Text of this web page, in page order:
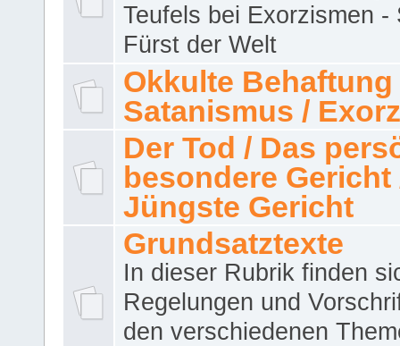
Teufels bei Exorzismen -
Fürst der Welt
Okkulte Behaftung
Satanismus /
Der Tod / Das
besondere Gericht
Jüngste Gericht
Grundsatztexte
In dieser Rubrik finden
Regelungen und
den verschiedenen